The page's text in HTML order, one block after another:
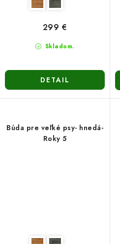
Skladom.
299 €
DETAIL
Búda pre veľké psy- hnedá-
Roky 5